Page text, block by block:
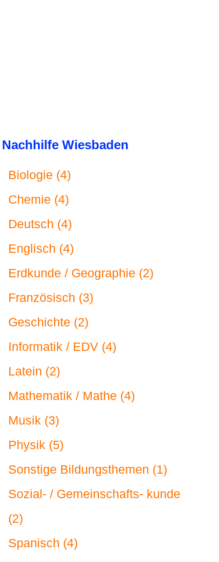
Nachhilfe Wiesbaden
Biologie (4)
Chemie (4)
Deutsch (4)
Englisch (4)
Erdkunde / Geographie (2)
Französisch (3)
Geschichte (2)
Informatik / EDV (4)
Latein (2)
Mathematik / Mathe (4)
Musik (3)
Physik (5)
Sonstige Bildungsthemen (1)
Sozial- / Gemeinschafts- kunde
(2)
Spanisch (4)